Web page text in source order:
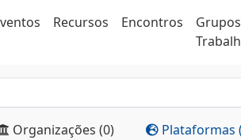
Recursos Encontros
Organizações (0) Plataformas